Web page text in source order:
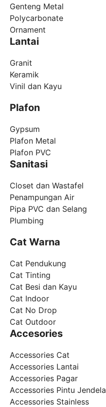
Genteng Metal
Polycarbonate
Ornament
Lantai
Granit
Keramik
Vinil dan Kayu
Plafon
Gypsum
Plafon Metal
Plafon PVC
Sanitasi
Closet dan Wastafel
Penampungan Air
Pipa PVC dan Selang
Plumbing
Cat Warna
Cat Pendukung
Cat Tinting
Cat Besi dan Kayu
Cat Indoor
Cat No Drop
Cat Outdoor
Accesories
Accessories Cat
Accessories Lantai
Accessories Pagar
Accessories Pintu Jendela
Accessories Stainless